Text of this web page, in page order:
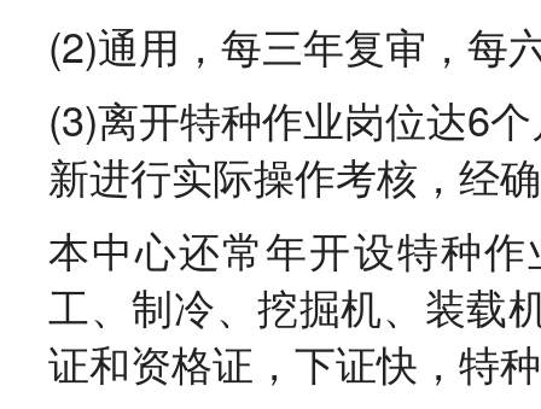
(2)通用，每三年复审，每
(3)离开特种作业岗位达6
新进行实际操作考核，经
本中心还常年开设特种
工、制冷、挖掘机、装载
证和资格证，下证快，特